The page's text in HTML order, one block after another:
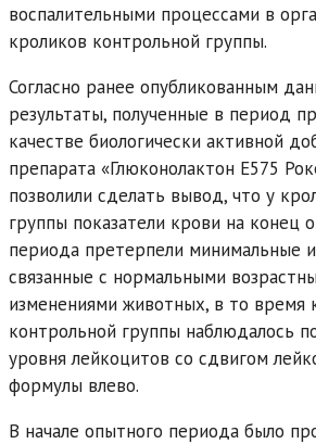
воспалительными процессами в
кроликов контрольной группы.
Согласно ранее опубликованным
результаты, полученные в период
качестве биологически активной
препарата «Глюконолактон Е575
позволили сделать вывод, что у
группы показатели крови на конец
периода претерпели минимальные
связанные с нормальными
изменениями животных, в то время
контрольной группы наблюдалось
уровня лейкоцитов со сдвигом
формулы влево.
В начале опытного периода было